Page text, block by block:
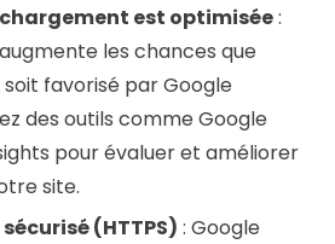
est optimisée:
les chances que
favorisé par Google
des outils comme Google
pour évaluer et améliorer
site.
(HTTPS) : Google